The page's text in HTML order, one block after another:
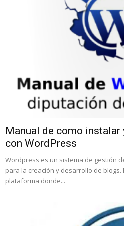
Manual de como instalar
con WordPress
Wordpress es un sistema de gestión
para la creación y desarrollo de blogs.
plataforma donde...